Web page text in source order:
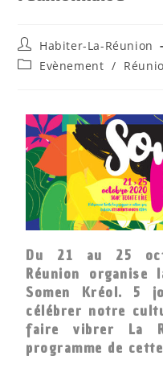
Habiter-La-Réunion
Evènement /
Du 21 au 25
Réunion organise
Somen Kréol. 5
célébrer notre
faire vibrer La
programme de